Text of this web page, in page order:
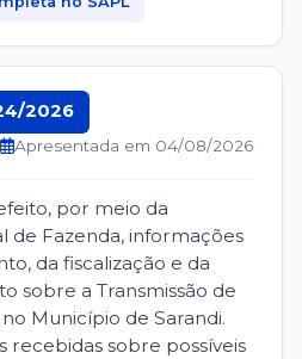
2026
Apresentada em 04/08/2026
por meio da
de Fazenda, informações
da fiscalização e da
sobre a Transmissão de
Município de Sarandi.
recebidas sobre possíveis